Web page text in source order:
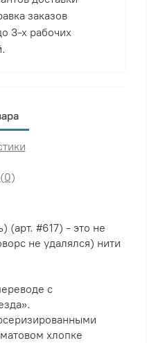
заказов
3-х рабочих
(арт. #617) - это не
не удалялся) нити
с
хлопке